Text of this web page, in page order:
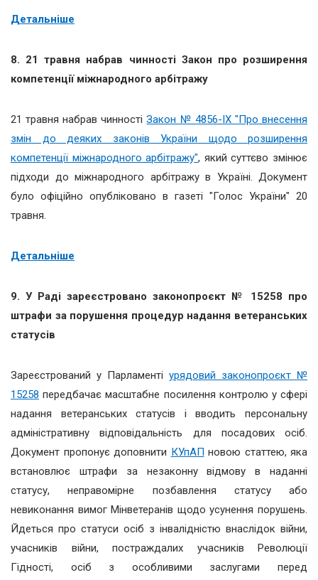
Детальніше
8. 21 травня набрав чинності Закон про розширення
компетенції міжнародного арбітражу
21 травня набрав чинностіЗакон № 4856-IX "Про внесення
змін до деяких законів України щодо розширення
компетенції міжнародного арбітражу", який суттєво змінює
підходи до міжнародного арбітражу в Україні. Документ
було офіційно опубліковано в газеті "Голос України" 20
травня.
Детальніше
9. У Раді зареєстровано законопроєкт № 15258 про
штрафи за порушення процедур надання ветеранських
статусів
Зареєстрований у Парламенті урядовий законопроєкт №
15258 передбачає масштабне посилення контролю у сфері
надання ветеранських статусів і вводить персональну
адміністративну відповідальність для посадових осіб.
Документ пропонує доповнити КУпАП новою статтею, яка
встановлює штрафи за незаконну відмову в наданні
статусу, неправомірне позбавлення статусу або
невиконання вимог Мінветеранів щодо усунення порушень.
Йдеться про статуси осіб з інвалідністю внаслідок війни,
учасників війни, постраждалих учасників Революції
Гідності, осіб з особливими заслугами перед